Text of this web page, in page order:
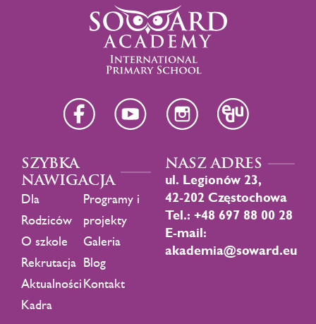
SZYBKA
NAWIGACJA
Dla
Rodziców
O szkole
Rekrutacja
Aktualności
Kadra
Programy i
projekty
Galeria
Blog
Kontakt
NASZ ADRES
ul. Legionów 23,
42-202 Częstochowa
Tel.: +48 697 88 00 28
E-mail:
akademia@soward.eu